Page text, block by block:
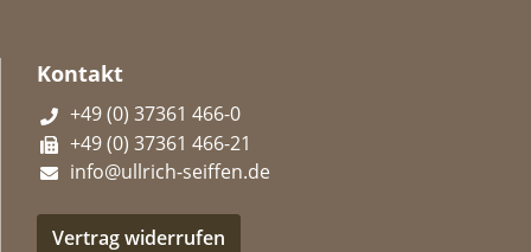
Kontakt
+49 (0) 37361 466-0
+49 (0) 37361 466-21
info@ullrich-seiffen.de
Vertrag widerrufen